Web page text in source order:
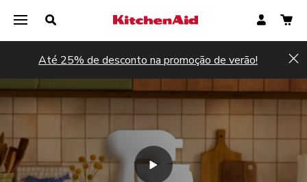
Até 25% de desconto na promoção de verão!